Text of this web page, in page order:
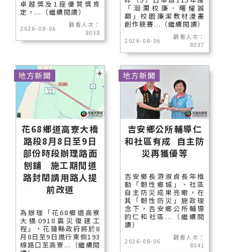
卓越獎及1座優質獎肯
定，...（繼續閱讀）
2026-08-06
觀看人次：
8038
「洄瀾校廉．曙耀誠
巔」校園廉潔教材漫畫
創作競賽...（繼續閱讀）
2026-08-06
觀看人次：
8037
花68鄉道高寮大橋
路段8月8日至9日
部份時段辦理路面
刨鋪 施工期間道
路封閉請用路人提
前改道
為辦理「花68鄉道高寮
大橋0918震災復建工
程」，花蓮縣政府將於8
月8日至9日進行東側193
線路口至高寮...（繼續閱
地方新聞
吉安鄉公所輔導仁
和社區有成 自主防
災再獲優等
吉安鄉長游淑貞長年推
動「韌性鄉城」、社區
自主防災成果亮眼，在
其「韌性防災」施政理
念下，吉安鄉公所輔導
的仁和社區...（繼續閱
讀）
2026-08-06
觀看人次：
8041
地方新聞